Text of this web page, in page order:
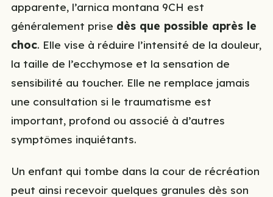
apparente, l’arnica montana 9CH est
généralement prise dès que possible après le
choc. Elle vise à réduire l’intensité de la douleur,
la taille de l’ecchymose et la sensation de
sensibilité au toucher. Elle ne remplace jamais
une consultation si le traumatisme est
important, profond ou associé à d’autres
symptômes inquiétants.
Un enfant qui tombe dans la cour de récréation
peut ainsi recevoir quelques granules dès son